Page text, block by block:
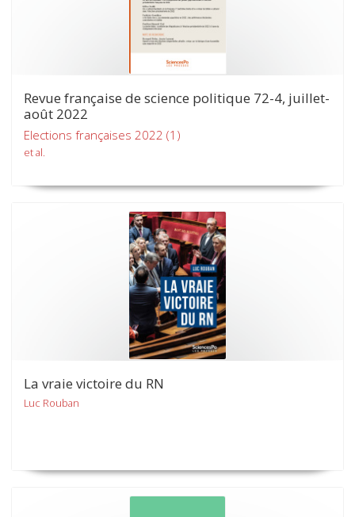
Revue française de science politique 72-4, juillet-
août 2022
Elections françaises 2022 (1)
et al.
La vraie victoire du RN
Luc Rouban